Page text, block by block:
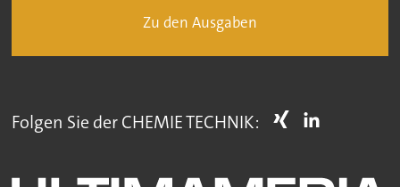
Zu den Ausgaben
Folgen Sie der CHEMIE TECHNIK: